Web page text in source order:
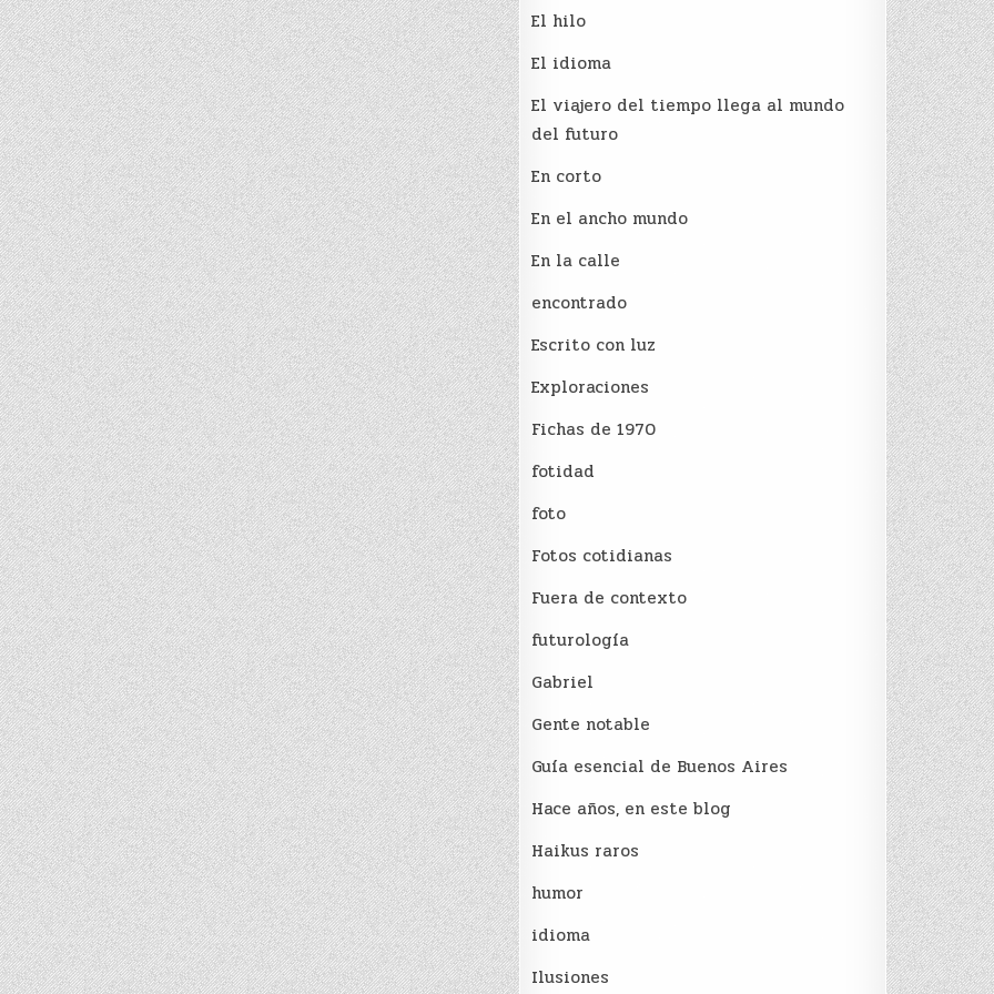
El hilo
El idioma
El viajero del tiempo llega al mundo
del futuro
En corto
En el ancho mundo
En la calle
encontrado
Escrito con luz
Exploraciones
Fichas de 1970
fotidad
foto
Fotos cotidianas
Fuera de contexto
futurología
Gabriel
Gente notable
Guía esencial de Buenos Aires
Hace años, en este blog
Haikus raros
humor
idioma
Ilusiones